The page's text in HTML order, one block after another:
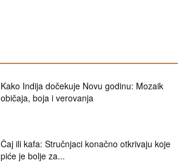
Kako Indija dočekuje Novu godinu: Mozaik
običaja, boja i verovanja
Čaj ili kafa: Stručnjaci konačno otkrivaju koje
piće je bolje za...